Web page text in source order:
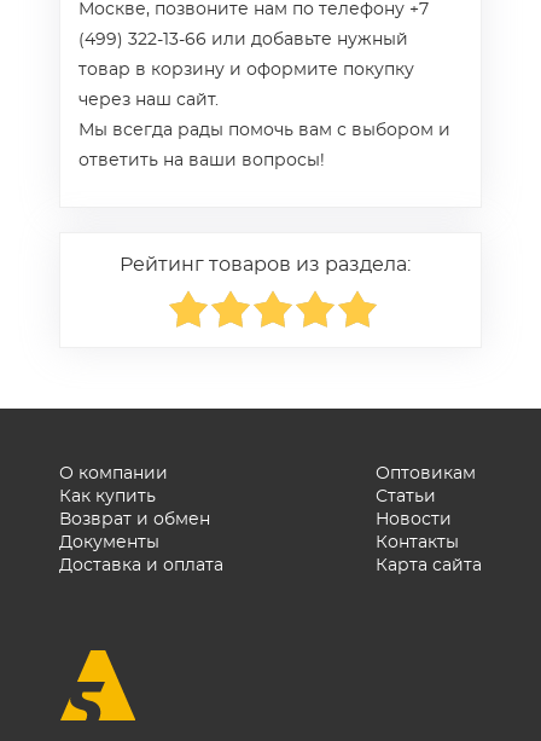
Москве, позвоните нам по телефону +7
(499) 322-13-66 или добавьте нужный
товар в корзину и оформите покупку
через наш сайт.
Мы всегда рады помочь вам с выбором и
ответить на ваши вопросы!
Рейтинг товаров из раздела:
О компании
Как купить
Возврат и обмен
Документы
Доставка и оплата
Оптовикам
Статьи
Новости
Контакты
Карта сайта